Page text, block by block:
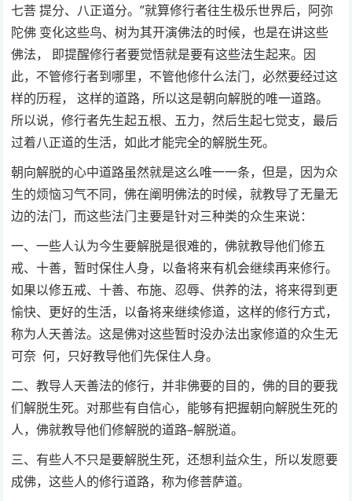
七菩 提分、八正道分。”就算修行者往生极乐世界后，阿弥
陀佛 变化这些鸟、树为其开演佛法的时候，也是在讲这些
佛法， 即提醒修行者要觉悟就是要有这些法生起来。因
此，不管修行者到哪里，不管他修什么法门，必然要经过这
样的历程， 这样的道路，所以这是朝向解脱的唯一道路。
所以说，修行者先生起五根、五力，然后生起七觉支，最后
过着八正道的生活，如此才能完全的解脱生死。
朝向解脱的心中道路虽然就是这么唯一一条，但是，因为众
生的烦恼习气不同，佛在阐明佛法的时候，就教导了无量无
边的法门，而这些法门主要是针对三种类的众生来说：
一、一些人认为今生要解脱是很难的，佛就教导他们修五
戒、十善，暂时保住人身，以备将来有机会继续再来修行。
如果以修五戒、十善、布施、忍辱、供养的法，将来得到更
愉快、更好的生活，以备将来继续修道，这样的修行方式，
称为人天善法。这是佛对这些暂时没办法出家修道的众生无
可奈 何，只好教导他们先保住人身。
二、教导人天善法的修行，并非佛要的目的，佛的目的要我
们解脱生死。对那些有自信心，能够有把握朝向解脱生死的
人，佛就教导他们修解脱的道路–解脱道。
三、有些人不只是要解脱生死，还想利益众生，所以发愿要
成佛，这些人的修行道路，称为修菩萨道。